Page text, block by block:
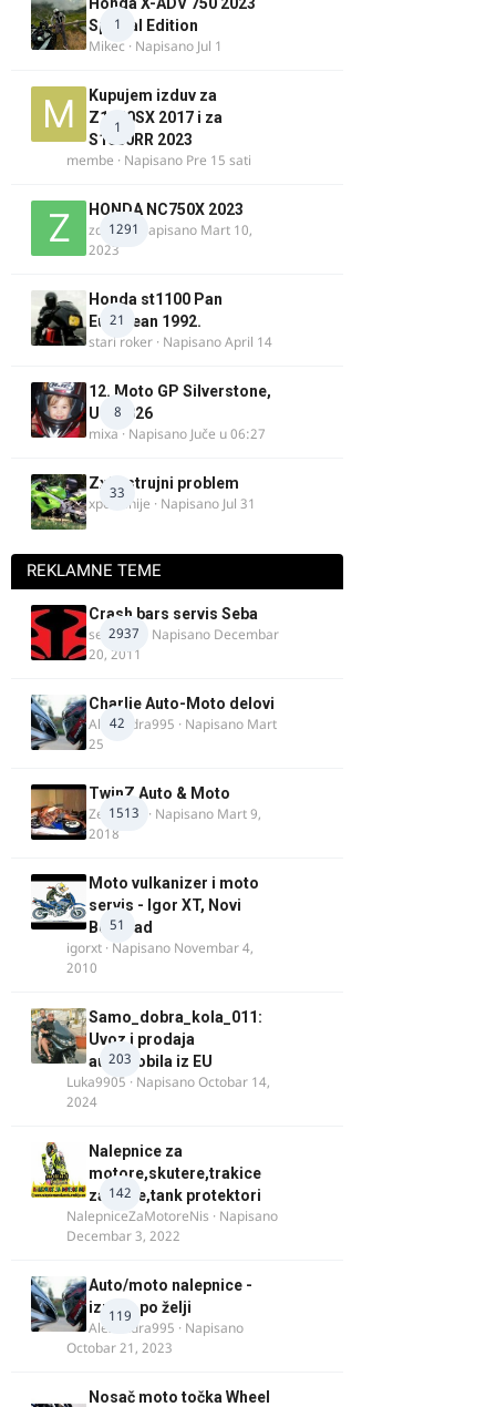
1
Special Edition
Mikec · Napisano Jul 1
1
Kupujem izduv za
Z1000SX 2017 i za
S1000RR 2023
membe · Napisano Pre 15 sati
1291
HONDA NC750X 2023
zdelija· Napisano Mart 10,
2023
21
Honda st1100 Pan
European 1992.
stari roker · NapisanoApril 14
8
12. Moto GP Silverstone,
UK, 2026
mixa · Napisano Juče u 06:27
33
Zx9r strujni problem
xpetronije · Napisano Jul 31
REKLAMNE TEME
2937
Crash bars servis Seba
seba011 · Napisano Decembar
20, 2011
42
Charlie Auto-Moto delovi
Alexandra995 · Napisano Mart
25
1513
TwinZ Auto & Moto
Zeljkamp · Napisano Mart 9,
2018
51
Moto vulkanizer i moto
servis - Igor XT, Novi
Beograd
igorxt · Napisano Novembar 4,
2010
203
Samo_dobra_kola_011:
Uvoz i prodaja
automobila iz EU
Luka9905 · NapisanoOctobar 14,
2024
142
Nalepnice za
motore,skutere,trakice
za felne,tank protektori
NalepniceZaMotoreNis · Napisano
Decembar 3, 2022
119
Auto/moto nalepnice -
izrada po želji
Alexandra995 · Napisano
Octobar 21, 2023
Nosač moto točka Wheel